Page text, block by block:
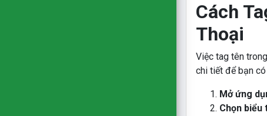
Cách
Thoại
Việc tag tên
chi tiết để bạn
Mở ứng
Chọn biểu